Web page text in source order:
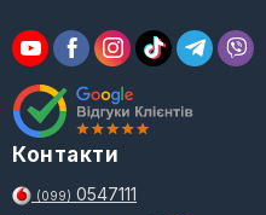
Контакти
(099) 0547111